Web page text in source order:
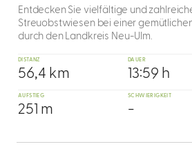
Entdecken Sie vielfältige und
Streuobstwiesen bei einer
durch den Landkreis Neu-Ulm.
DISTANZ
56,4 km
DAUER
13:59 h
AUFSTIEG
251 m
SCHWIERIGKEIT
-